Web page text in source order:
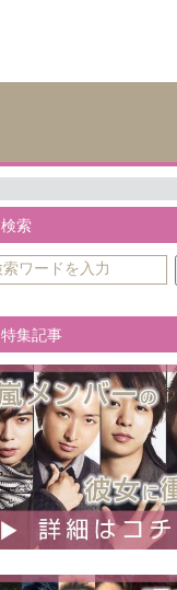
検索
特集記事